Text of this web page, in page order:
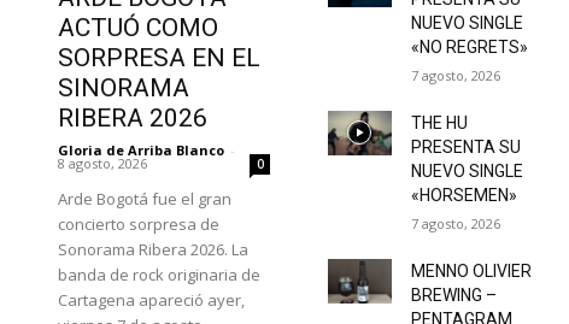
ACTUÓ COMO
SORPRESA EN EL
SINORAMA
RIBERA 2026
Gloria de Arriba Blanco -
8 agosto, 2026 0
Arde Bogotá fue el gran
concierto sorpresa de
Sonorama Ribera 2026. La
banda de rock originaria de
Cartagena apareció ayer,
NUEVO SINGLE
«NO REGRETS»
7 agosto, 2026
THE HU
PRESENTA SU
NUEVO SINGLE
«HORSEMEN»
7 agosto, 2026
MENNO OLIVIER
BREWING –
PENTAGRAM